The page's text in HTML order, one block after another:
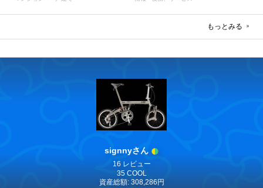
もっとみる
signnyさん
16 レビュー
35 COOL
資産総額: 308,286円